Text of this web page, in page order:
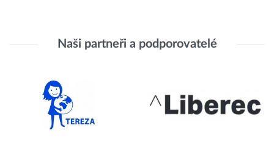
Naši partneři a podporovatelé